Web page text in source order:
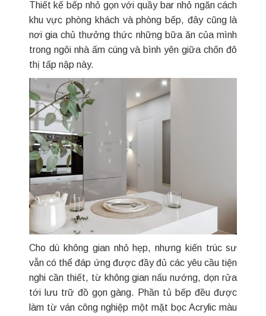
Thiết kế bếp nhỏ gọn với quầy bar nhỏ ngăn cách
khu vực phòng khách và phòng bếp, đây cũng là
nơi gia chủ thưởng thức những bữa ăn của mình
trong ngôi nhà ấm cúng và bình yên giữa chốn đô
thị tấp nập này.
Cho dù không gian nhỏ hẹp, nhưng kiến trúc sư
vẫn có thể đáp ứng được đầy đủ các yêu cầu tiện
nghi cần thiết, từ không gian nấu nướng, dọn rửa
tới lưu trữ đồ gọn gàng. Phần tủ bếp đều được
làm từ ván công nghiệp một mặt bọc Acrylic màu